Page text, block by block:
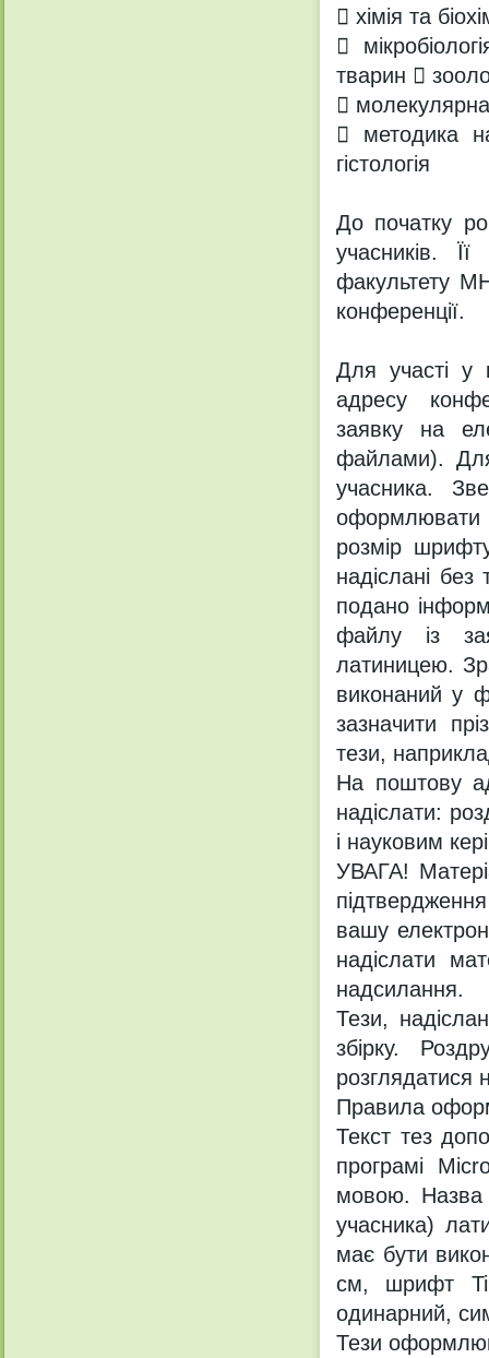
 хімія та

тварин 
 молекулярна
 методика
гістологія
До початку
учасників.
факультету
конференції.
Для участі у
адресу
заявку на
файлами).
учасника.
розмір
надіслані
подано
файлу із
латиницею.
виконаний у
зазначити
тези,
На поштову
надіслати:
і науковим
УВАГА!
вашу
надіслати
надсилання.
Тези,
збірку.
розглядатися
Правила
Текст тез
програмі
мовою. Назва
учасника)
має бути
см, шрифт
одинарний,
Тези